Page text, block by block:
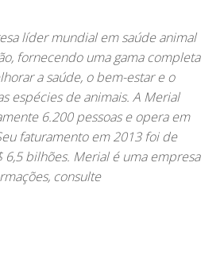
líder mundial em saúde animal
fornecendo uma gama completa
a saúde, o bem-estar e o
espécies de animais. A Merial
6.200 pessoas e opera em
faturamento em 2013 foi de
bilhões. Merial é uma empresa
consulte